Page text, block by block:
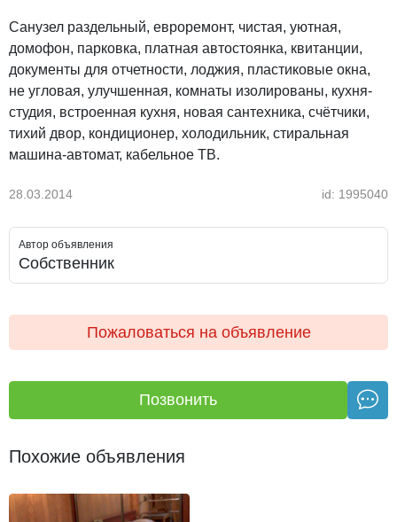
Санузел раздельный, евроремонт, чистая, уютная,
домофон, парковка, платная автостоянка, квитанции,
документы для отчетности, лоджия, пластиковые окна,
не угловая, улучшенная, комнаты изолированы, кухня-
студия, встроенная кухня, новая сантехника, счётчики,
тихий двор, кондиционер, холодильник, стиральная
машина-автомат, кабельное ТВ.
28.03.2014 id: 1995040
Автор объявления
Собственник
Пожаловаться на объявление
Позвонить
Похожие объявления